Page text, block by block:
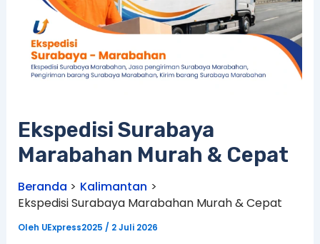
Ekspedisi Surabaya
Marabahan Murah & Cepat
Beranda
Kalimantan
Ekspedisi Surabaya Marabahan Murah & Cepat
Oleh UExpress2025 / 2 Juli 2026